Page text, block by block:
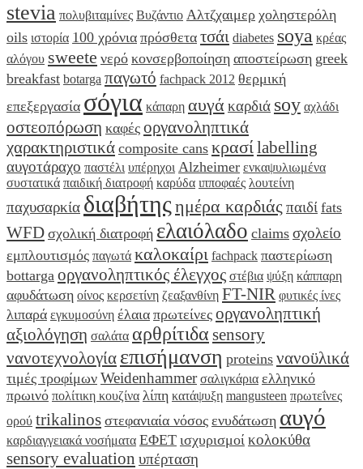
stevia πολυβιταμίνες Βυζάντιο Αλτζχαιμερ χοληστερόλη
oils ιστορία 100 χρόνια πρόσθετα τσάι diabetes soya κρέας
αλόγου sweete νερό κονσερβοποίηση αποστείρωση greek
breakfast botarga παγωτό fachpack 2012 θερμική
επεξεργασία σόγια κάπαρη αυγά καρδιά soy αχλάδι
οστεοπόρωση καφές οργανοληπτικά
χαρακτηριστικά composite cans κρασίlabelling
αυγοτάραχο παστέλι υπέρηχοι Alzheimer ενκαψυλιωμένα
συστατικά παιδική διατροφή καρύδα ιπποφαές λουτείνη
παχυσαρκία διαβήτηςημέρα καρδιάς παιδί fats
WFD σχολική διατροφή ελαιόλαδο claims σχολείο
εμπλουτισμός παγωτά καλοκαίρι fachpack παστερίωση
bottarga οργανοληπτικός έλεγχος στέβια ψύξη κάππαρη
αφυδάτωση οίνος κερσετίνη ζεαξανθίνη FT-NIR φυτικές ίνες
λιπαρά εγκυμοσύνη έλαια πρωτείνες οργανοληπτική
αξιολόγηση σαλάτα αρθρίτιδα sensory
νανοτεχνολογία επισήμανση proteins νανοϋλικά
τιμές τροφίμων Weidenhammer σαλιγκάρια ελληνικό
πρωινό πολίτικη κουζίνα λίπη κατάψυξη mangusteen πρωτεΐνες
ορού trikalinos στεφανιαία νόσος ενυδάτωση αυγό
καρδιαγγειακά νοσήματα ΕΦΕΤ ισχυρισμοί κολοκύθα
sensory evaluation υπέρταση